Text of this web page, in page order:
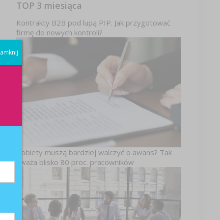
TOP 3 miesiąca
Kontrakty B2B pod lupą PIP. Jak przygotować
firmę do nowych kontroli?
Kobiety muszą bardziej walczyć o awans? Tak
uważa blisko 80 proc. pracowników